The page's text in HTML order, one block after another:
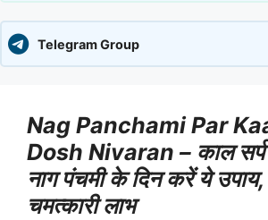
Telegram Group
Nag Panchami Par
Dosh Nivaran – काल सर्प
नाग पंचमी के दिन करें ये उपाय,
चमत्कारी लाभ